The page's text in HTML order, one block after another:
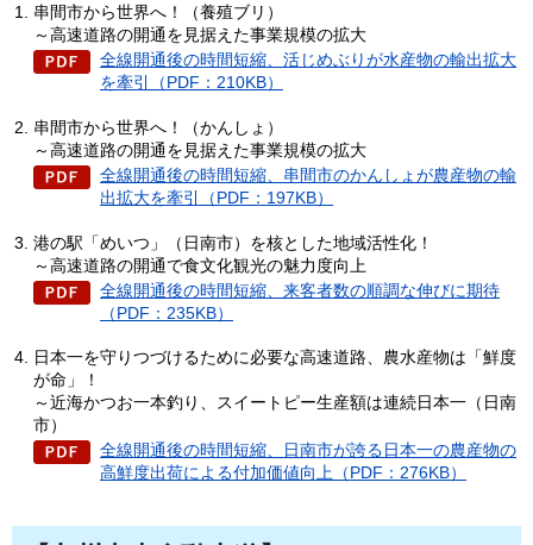
串間市から世界へ！（養殖ブリ）
～高速道路の開通を見据えた事業規模の拡大
全線開通後の時間短縮、活じめぶりが水産物の輸出拡大
を牽引（PDF：210KB）
串間市から世界へ！（かんしょ）
～高速道路の開通を見据えた事業規模の拡大
全線開通後の時間短縮、串間市のかんしょが農産物の輸
出拡大を牽引（PDF：197KB）
港の駅「めいつ」（日南市）を核とした地域活性化！
～高速道路の開通で食文化観光の魅力度向上
全線開通後の時間短縮、来客者数の順調な伸びに期待
（PDF：235KB）
日本一を守りつづけるために必要な高速道路、農水産物は「鮮度
が命」！
～近海かつお一本釣り、スイートピー生産額は連続日本一（日南
市）
全線開通後の時間短縮、日南市が誇る日本一の農産物の
高鮮度出荷による付加価値向上（PDF：276KB）